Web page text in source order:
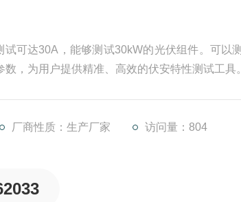
可达30A，能够测试30kW的光伏组件。可以
，为用户提供精准、高效的伏安特性测试工具
厂商性质：生产厂家 访问量：804